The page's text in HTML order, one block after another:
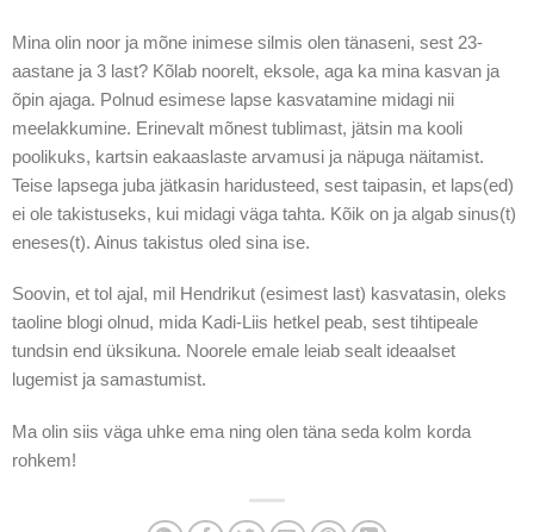
Mina olin noor ja mõne inimese silmis olen tänaseni, sest 23-
aastane ja 3 last? Kõlab noorelt, eksole, aga ka mina kasvan ja
õpin ajaga. Polnud esimese lapse kasvatamine midagi nii
meelakkumine. Erinevalt mõnest tublimast, jätsin ma kooli
poolikuks, kartsin eakaaslaste arvamusi ja näpuga näitamist.
Teise lapsega juba jätkasin haridusteed, sest taipasin, et laps(ed)
ei ole takistuseks, kui midagi väga tahta. Kõik on ja algab sinus(t)
eneses(t). Ainus takistus oled sina ise.
Soovin, et tol ajal, mil Hendrikut (esimest last) kasvatasin, oleks
taoline blogi olnud, mida Kadi-Liis hetkel peab, sest tihtipeale
tundsin end üksikuna. Noorele emale leiab sealt ideaalset
lugemist ja samastumist.
Ma olin siis väga uhke ema ning olen täna seda kolm korda
rohkem!